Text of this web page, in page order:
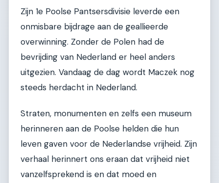
Zijn 1e Poolse Pantsersdivisie leverde een
onmisbare bijdrage aan de geallieerde
overwinning. Zonder de Polen had de
bevrijding van Nederland er heel anders
uitgezien. Vandaag de dag wordt Maczek nog
steeds herdacht in Nederland.
Straten, monumenten en zelfs een museum
herinneren aan de Poolse helden die hun
leven gaven voor de Nederlandse vrijheid. Zijn
verhaal herinnert ons eraan dat vrijheid niet
vanzelfsprekend is en dat moed en